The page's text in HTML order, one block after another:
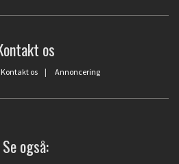
os
Kontakt os | Annoncering
Se også: